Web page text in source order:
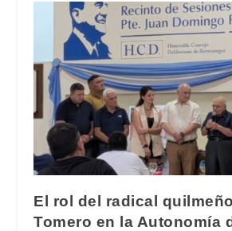
El rol del radical
Tomero en la Autonomía